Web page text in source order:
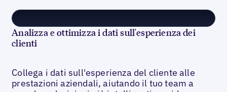
Analizza e ottimizza i dati sull'esperienza dei
clienti
Collega i dati sull'esperienza del cliente alle
prestazioni aziendali, aiutando il tuo team a